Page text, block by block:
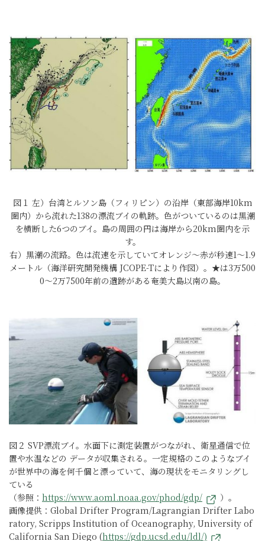
図１ 左）台湾とルソン島（フィリピン）の沿岸（東部海岸10km
圏内）から流れた138の漂流ブイの軌跡。色がついているのは黒潮
を横断した6つのブイ。島の周囲の円は海岸から20km圏内を示
す。
右）黒潮の流路。色は流速を示していてオレンジ～赤が秒速1～1.9
メートル（海洋研究開発機構 JCOPE-Tにより作図）。★は3万500
0～2万7500年前の遺跡がある奄美大島以南の島。
図２ SVP漂流ブイ。水面下に測定装置がつながれ、衛星通信で位
置や水温などの データが収集される。一定規格のこのようなブイ
が世界中の海を何千個と漂っていて、海の現状をモニタリングし
ている
（参照： https://www.aoml.noaa.gov/phod/gdp/
）。
画像提供：Global Drifter Program/Lagrangian Drifter Labo
ratory, Scripps Institution of Oceanography, University of
California San Diego (https://gdp.ucsd.edu/ldl/)